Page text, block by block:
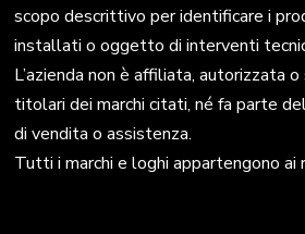
scopo descrittivo per identificare i
installati o oggetto di interventi
L’azienda non è affiliata, autorizzata
titolari dei marchi citati, né fa parte
di vendita o assistenza.
Tutti i marchi e loghi appartengono